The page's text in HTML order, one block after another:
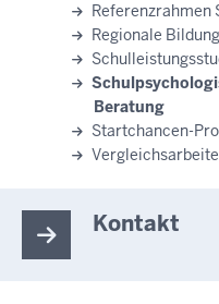
Referenzrahmen
Regionale
Beratung
Startchancen-
Kontakt